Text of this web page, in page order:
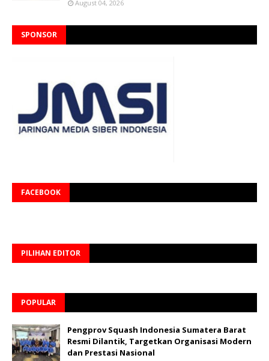
August 04, 2026
SPONSOR
FACEBOOK
PILIHAN EDITOR
POPULAR
Pengprov Squash Indonesia Sumatera Barat
Resmi Dilantik, Targetkan Organisasi Modern
dan Prestasi Nasional